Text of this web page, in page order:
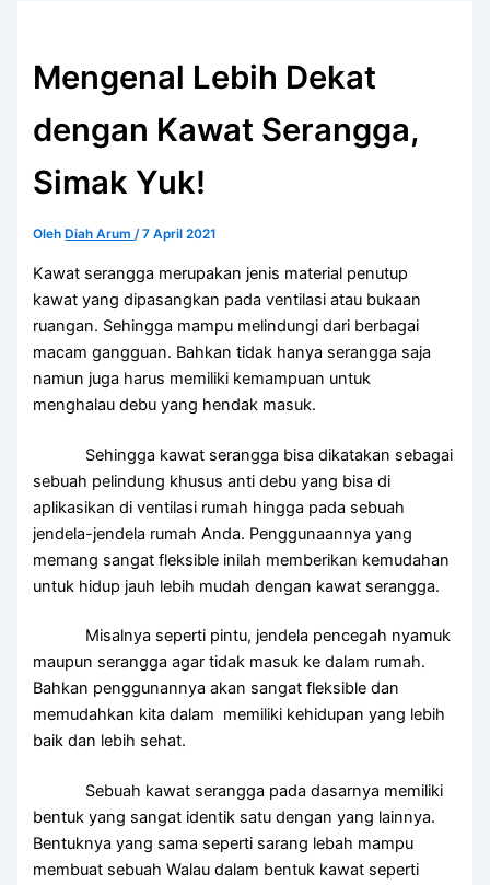
Mengenal Lebih Dekat
dengan Kawat Serangga,
Simak Yuk!
Oleh Diah Arum/7 April 2021
Kawat serangga merupakan jenis material penutup
kawat yang dipasangkan pada ventilasi atau bukaan
ruangan. Sehingga mampu melindungi dari berbagai
macam gangguan. Bahkan tidak hanya serangga saja
namun juga harus memiliki kemampuan untuk
menghalau debu yang hendak masuk.
Sehingga kawat serangga bisa dikatakan sebagai
sebuah pelindung khusus anti debu yang bisa di
aplikasikan di ventilasi rumah hingga pada sebuah
jendela-jendela rumah Anda. Penggunaannya yang
memang sangat fleksible inilah memberikan kemudahan
untuk hidup jauh lebih mudah dengan kawat serangga.
Misalnya seperti pintu, jendela pencegah nyamuk
maupun serangga agar tidak masuk ke dalam rumah.
Bahkan penggunannya akan sangat fleksible dan
memudahkan kita dalam memiliki kehidupan yang lebih
baik dan lebih sehat.
Sebuah kawat serangga pada dasarnya memiliki
bentuk yang sangat identik satu dengan yang lainnya.
Bentuknya yang sama seperti sarang lebah mampu
membuat sebuah Walau dalam bentuk kawat seperti